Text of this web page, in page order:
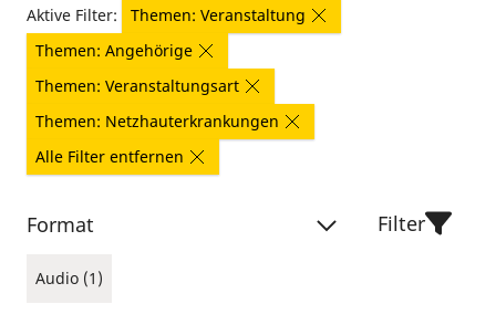
Aktive Filter:
Themen: Veranstaltung
Themen: Angehörige
Themen: Veranstaltungsart
Themen: Netzhauterkrankungen
Alle Filter entfernen
Format
Audio (1)
Filter